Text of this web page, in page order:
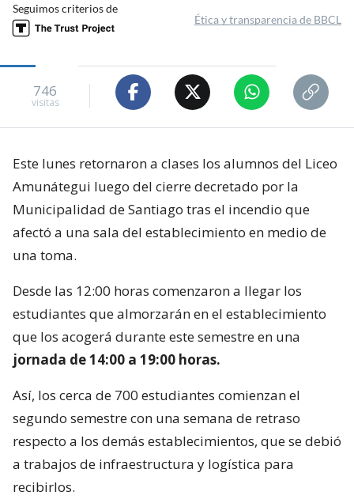
Seguimos criterios de
Ética y transparencia de BBCL
746
visitas
Este lunes retornaron a clases los alumnos del Liceo
Amunátegui luego del cierre decretado por la
Municipalidad de Santiago tras el incendio que
afectó a una sala del establecimiento en medio de
una toma.
Desde las 12:00 horas comenzaron a llegar los
estudiantes que almorzarán en el establecimiento
que los acogerá durante este semestre en una
jornada de 14:00 a 19:00 horas.
Así, los cerca de 700 estudiantes comienzan el
segundo semestre con una semana de retraso
respecto a los demás establecimientos, que se debió
a trabajos de infraestructura y logística para
recibirlos.